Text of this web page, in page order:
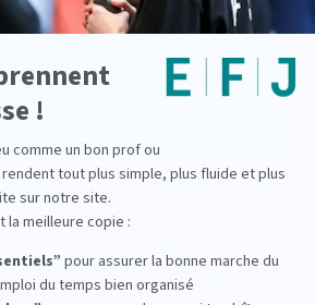
haut niveau à journaliste
reconversion portée par la